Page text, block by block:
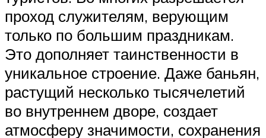
проход служителям, верующим
только по большим праздникам.
Это дополняет таинственности в
уникальное строение. Даже баньян,
растущий несколько тысячелетий
во внутреннем дворе, создает
атмосферу значимости, сохранения